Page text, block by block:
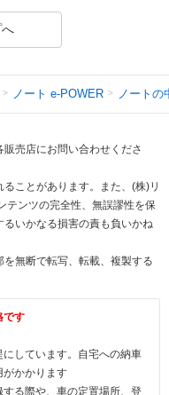
ノート e-POWER ノートの
売店にお問い合わせくださ
ことがあります。また、(株)リ
テンツの完全性、無誤謬性を保
いかなる損害の責も負いかね
無断で転写、転載、複製する
です
しています。自宅への納車
がかかります
る際や、車の定置場所、登